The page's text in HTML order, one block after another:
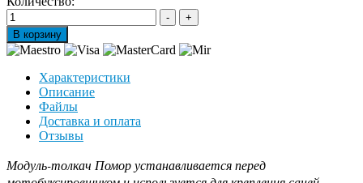
Характеристики
Описание
Файлы
Доставка и оплата
Отзывы
Модуль-толкач Помор устанавливается перед